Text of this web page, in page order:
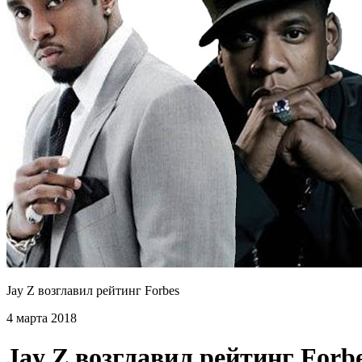
Jay Z возглавил рейтинг Forbes
4 марта 2018